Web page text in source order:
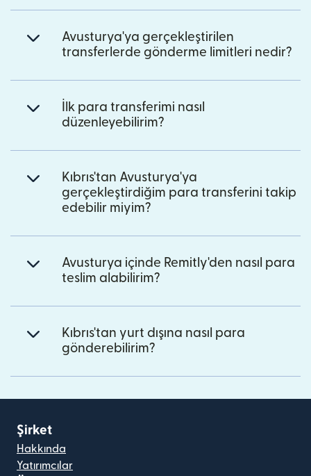
Avusturya'ya gerçekleştirilen
transferlerde gönderme limitleri nedir?
İlk para transferimi nasıl
düzenleyebilirim?
Kıbrıs'tan Avusturya'ya
gerçekleştirdiğim para transferini takip
edebilir miyim?
Avusturya içinde Remitly'den nasıl para
teslim alabilirim?
Kıbrıs'tan yurt dışına nasıl para
gönderebilirim?
Şirket
Hakkında
Yatırımcılar